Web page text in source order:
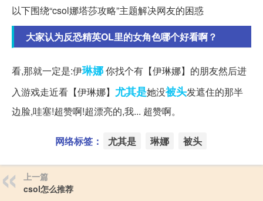
以下围绕“csol娜塔莎攻略”主题解决网友的困惑
大家认为反恐精英OL里的女角色哪个好看啊？
看,那就一定是:伊琳娜你找个有【伊琳娜】的朋友然后进
入游戏走近看【伊琳娜】 尤其是她没被头发遮住的那半
边脸,哇塞!超赞啊!超漂亮的,我... 超赞啊。
网络标签： 尤其是 琳娜 被头
上一篇
csol怎么推荐